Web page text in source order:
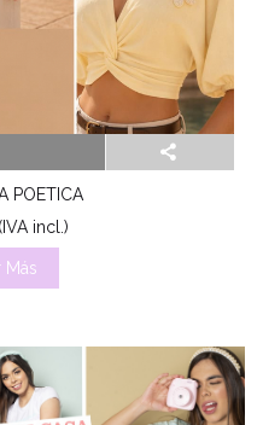
POETICA
(IVA incl.)
Más